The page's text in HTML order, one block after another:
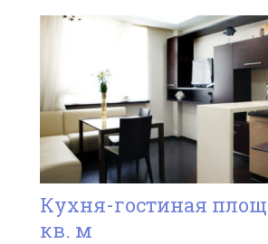
Кухня-гостиная
кв. м